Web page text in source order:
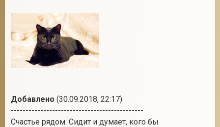
Добавлено (30.09.2018, 22:17)
---------------------------------------------
Счастье рядом. Сидит и думает, кого бы